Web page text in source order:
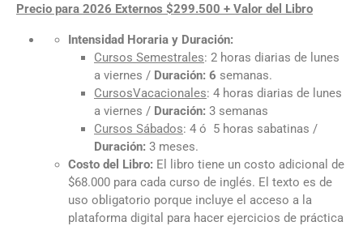
Precio para 2026 Externos $299.500 + Valor del Libro
Intensidad Horaria y Duración:
Cursos Semestrales: 2 horas diarias de lunes
a viernes / Duración: 6 semanas.
CursosVacacionales: 4 horas diarias de lunes
a viernes / Duración: 3 semanas
Cursos Sábados: 4 ó 5 horas sabatinas /
Duración: 3 meses.
Costo del Libro: El libro tiene un costo adicional de
$68.000 para cada curso de inglés. El texto es de
uso obligatorio porque incluye el acceso a la
plataforma digital para hacer ejercicios de práctica